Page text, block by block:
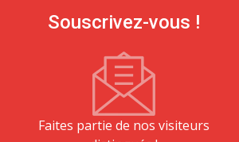
Souscrivez-vous !
Faites partie de nos visiteurs